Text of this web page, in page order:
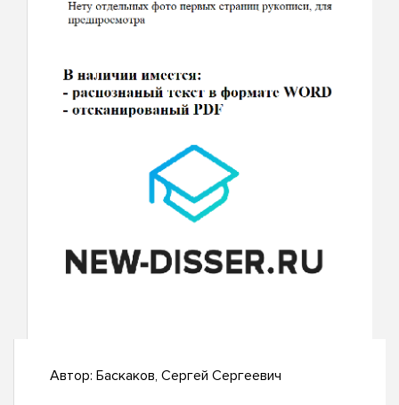
Автор: Баскаков, Сергей Сергеевич